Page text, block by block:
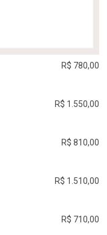
R$ 780,00
R$ 1.550,00
R$ 810,00
R$ 1.510,00
R$ 710,00